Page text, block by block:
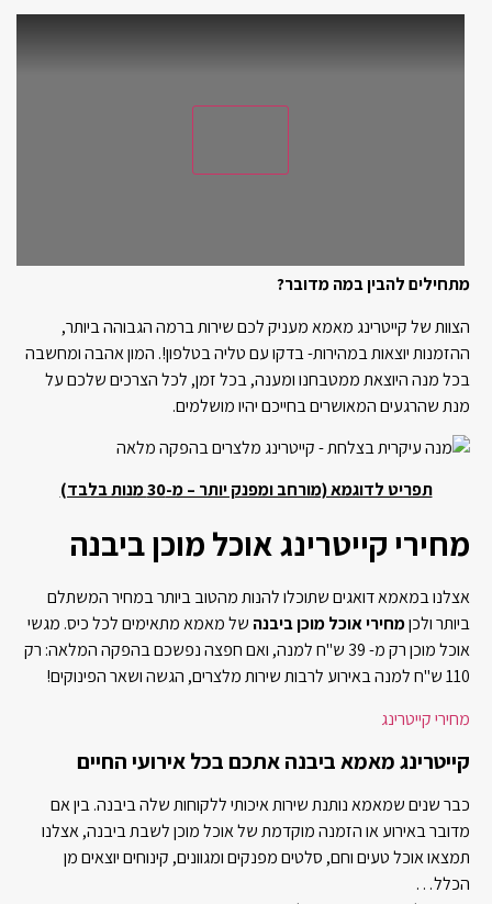
מתחילים להבין במה מדובר?
הצוות של קייטרינג מאמא מעניק לכם שירות ברמה הגבוהה ביותר,
ההזמנות יוצאות במהירות- בדקו עם טליה בטלפון!. המון אהבה ומחשבה
בכל מנה היוצאת ממטבחנו ומענה, בכל זמן, לכל הצרכים שלכם על
מנת שהרגעים המאושרים בחייכם יהיו מושלמים.
תפריט לדוגמא (מורחב ומפנק יותר – מ-30 מנות בלבד)
מחירי קייטרינג אוכל מוכן ביבנה
אצלנו במאמא דואגים שתוכלו להנות מהטוב ביותר במחיר המשתלם
ביותר ולכןמחירי אוכל מוכן ביבנה של מאמא מתאימים לכל כיס. מגשי
אוכל מוכן רק מ- 39 ש"ח למנה, ואם חפצה נפשכם בהפקה המלאה: רק
110 ש"ח למנה באירוע לרבות שירות מלצרים, הגשה ושאר הפינוקים!
מחירי קייטרינג
קייטרינג מאמא ביבנה אתכם בכל אירועי החיים
כבר שנים שמאמא נותנת שירות איכותי ללקוחות שלה ביבנה. בין אם
מדובר באירוע או הזמנה מוקדמת של אוכל מוכן לשבת ביבנה, אצלנו
תמצאו אוכל טעים וחם, סלטים מפנקים ומגוונים, קינוחים יוצאים מן
הכלל…